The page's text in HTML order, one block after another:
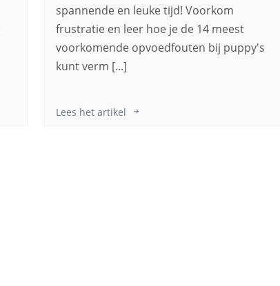
spannende en leuke tijd! Voorkom
frustratie en leer hoe je de 14 meest
voorkomende opvoedfouten bij puppy's
kunt verm [...]
Lees het artikel